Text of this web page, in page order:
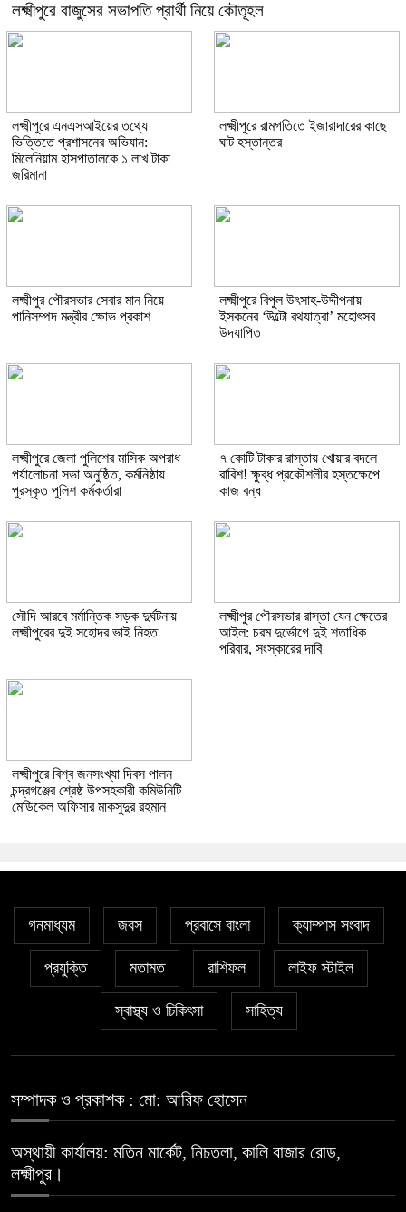
লক্ষ্মীপুরে বাজুসের সভাপতি প্রার্থী নিয়ে কৌতূহল
লক্ষ্মীপুরে এনএসআইয়ের তথ্যে
ভিত্তিতে প্রশাসনের অভিযান:
মিলেনিয়াম হাসপাতালকে ১ লাখ টাকা
জরিমানা
লক্ষ্মীপুরে রামগতিতে ইজারাদারের কাছে
ঘাট হস্তান্তর
লক্ষ্মীপুর পৌরসভার সেবার মান নিয়ে
পানিসম্পদ মন্ত্রীর ক্ষোভ প্রকাশ
লক্ষ্মীপুরে বিপুল উৎসাহ-উদ্দীপনায়
ইসকনের ‘উল্টো রথযাত্রা’ মহোৎসব
উদযাপিত
লক্ষ্মীপুরে জেলা পুলিশের মাসিক অপরাধ
পর্যালোচনা সভা অনুষ্ঠিত, কর্মনিষ্ঠায়
পুরস্কৃত পুলিশ কর্মকর্তারা
৭ কোটি টাকার রাস্তায় খোয়ার বদলে
রাবিশ! ক্ষুব্ধ প্রকৌশলীর হস্তক্ষেপে
কাজ বন্ধ
সৌদি আরবে মর্মান্তিক সড়ক দুর্ঘটনায়
লক্ষ্মীপুরের দুই সহোদর ভাই নিহত
লক্ষ্মীপুর পৌরসভার রাস্তা যেন ক্ষেতের
আইল: চরম দুর্ভোগে দুই শতাধিক
পরিবার, সংস্কারের দাবি
লক্ষ্মীপুরে বিশ্ব জনসংখ্যা দিবস পালন
চন্দ্রগঞ্জের শ্রেষ্ঠ উপসহকারী কমিউনিটি
মেডিকেল অফিসার মাকসুদুর রহমান
গনমাধ্যম জবস প্রবাসে বাংলা ক্যাম্পাস সংবাদ
প্রযুক্তি মতামত রাশিফল লাইফ স্টাইল
স্বাস্থ্য ও চিকিৎসা সাহিত্য
সম্পাদক ও প্রকাশক : মো: আরিফ হোসেন
অস্থায়ী কার্যালয়: মতিন মার্কেট, নিচতলা, কালি বাজার রোড,
লক্ষ্মীপুর।